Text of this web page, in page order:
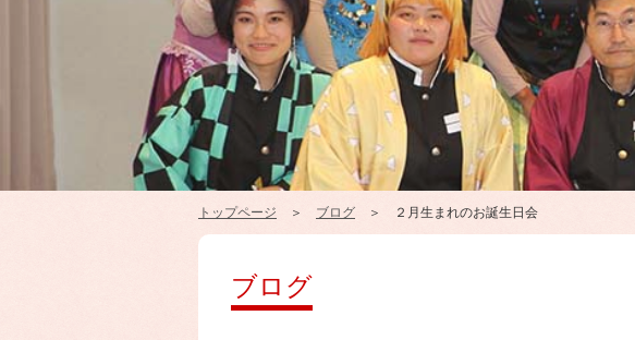
トップページ ＞ ブログ ＞ ２月生まれのお誕生日会
ブログ